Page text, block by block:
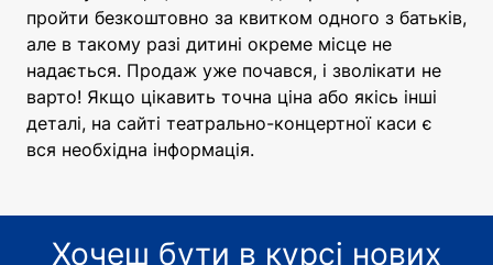
пройти безкоштовно за квитком одного з батьків,
але в такому разі дитині окреме місце не
надається. Продаж уже почався, і зволікати не
варто! Якщо цікавить точна ціна або якісь інші
деталі, на сайті театрально-концертної каси є
вся необхідна інформація.
Хочеш бути в курсі нових